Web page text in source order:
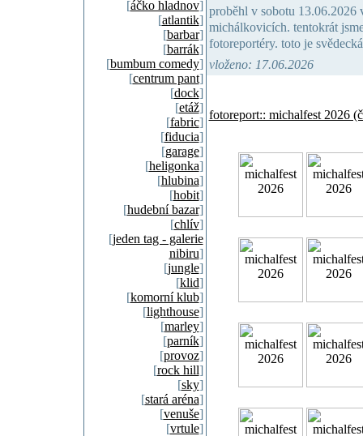
[áčko hladnov]
[atlantik]
[barbar]
[barrák]
[bumbum comedy]
[centrum pant]
[dock]
[etáž]
[fabric]
[fiducia]
[garage]
[heligonka]
[hlubina]
[hobit]
[hudební bazar]
[chlív]
[jeden tag - galerie
nibiru]
[jungle]
[klid]
[komorní klub]
[lighthouse]
[marley]
[parník]
[provoz]
[rock hill]
[sky]
[stará aréna]
[venuše]
[vrtule]
proběhl v sobotu 13.06.2026
michálkovicích. tentokrát
fotoreportéry. toto je
vloženo: 17.06.2026
fotoreport:: michalfest 2026